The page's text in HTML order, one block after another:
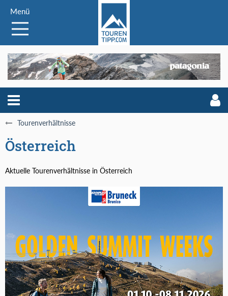
Menü
Tourenverhältnisse
Österreich
Aktuelle Tourenverhältnisse in Österreich